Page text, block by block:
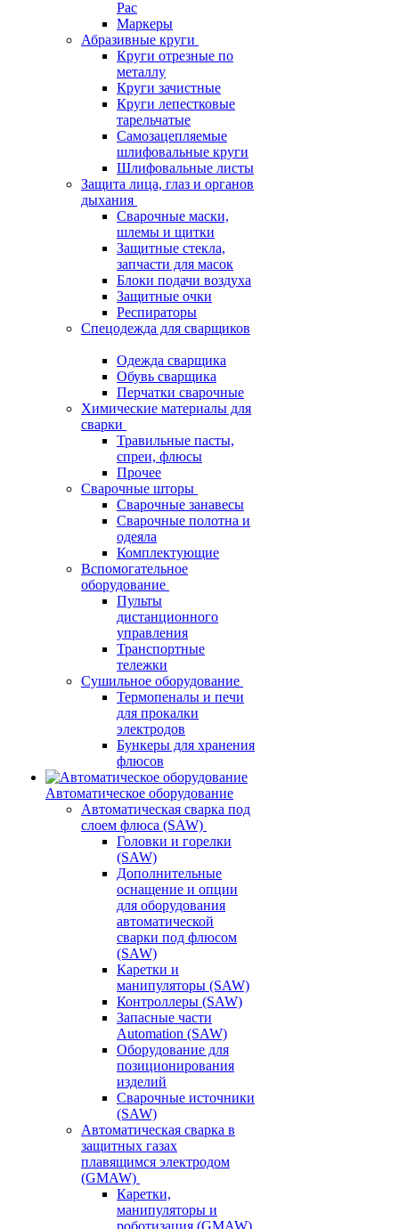
Pac
Маркеры
Абразивные круги
Круги отрезные по
металлу
Круги зачистные
Круги лепестковые
тарельчатые
Самозацепляемые
шлифовальные круги
Шлифовальные листы
Защита лица, глаз и органов
дыхания
Сварочные маски,
шлемы и щитки
Защитные стекла,
запчасти для масок
Блоки подачи воздуха
Защитные очки
Респираторы
Спецодежда для сварщиков
Одежда сварщика
Обувь сварщика
Перчатки сварочные
Химические материалы для
сварки
Травильные пасты,
спреи, флюсы
Прочее
Сварочные шторы
Сварочные занавесы
Сварочные полотна и
одеяла
Комплектующие
Вспомогательное
оборудование
Пульты
дистанционного
управления
Транспортные
тележки
Сушильное оборудование
Термопеналы и печи
для прокалки
электродов
Бункеры для хранения
флюсов
Автоматическое оборудование
Автоматическая сварка под
слоем флюса (SAW)
Головки и горелки
(SAW)
Дополнительные
оснащение и опции
для оборудования
автоматической
сварки под флюсом
(SAW)
Каретки и
манипуляторы (SAW)
Контроллеры (SAW)
Запасные части
Automation (SAW)
Оборудование для
позиционирования
изделий
Сварочные источники
(SAW)
Автоматическая сварка в
защитных газах
плавящимся электродом
(GMAW)
Каретки,
манипуляторы и
роботизация (GMAW)